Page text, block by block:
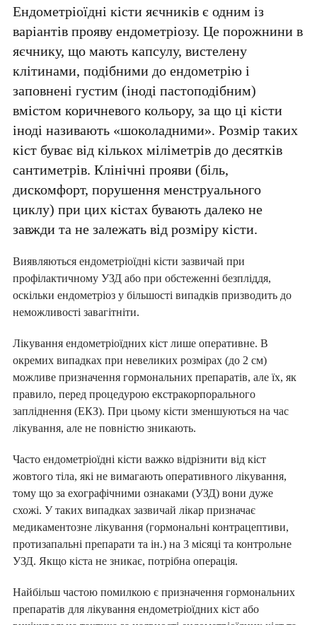
Ендометріоїдні кісти яєчників є одним із
варіантів прояву ендометріозу. Це порожнини в
яєчнику, що мають капсулу, вистелену
клітинами, подібними до ендометрію і
заповнені густим (іноді пастоподібним)
вмістом коричневого кольору, за що ці кісти
іноді називають «шоколадними». Розмір таких
кіст буває від кількох міліметрів до десятків
сантиметрів. Клінічні прояви (біль,
дискомфорт, порушення менструального
циклу) при цих кістах бувають далеко не
завжди та не залежать від розміру кісти.
Виявляються ендометріоїдні кісти зазвичай при
профілактичному УЗД або при обстеженні безпліддя,
оскільки ендометріоз у більшості випадків призводить до
неможливості завагітніти.
Лікування ендометріоїдних кіст лише оперативне. В
окремих випадках при невеликих розмірах (до 2 см)
можливе призначення гормональних препаратів, але їх, як
правило, перед процедурою екстракорпорального
запліднення (ЕКЗ). При цьому кісти зменшуються на час
лікування, але не повністю зникають.
Часто ендометріоїдні кісти важко відрізнити від кіст
жовтого тіла, які не вимагають оперативного лікування,
тому що за ехографічними ознаками (УЗД) вони дуже
схожі. У таких випадках зазвичай лікар призначає
медикаментозне лікування (гормональні контрацептиви,
протизапальні препарати та ін.) на 3 місяці та контрольне
УЗД. Якщо кіста не зникає, потрібна операція.
Найбільш частою помилкою є призначення гормональних
препаратів для лікування ендометріоїдних кіст або